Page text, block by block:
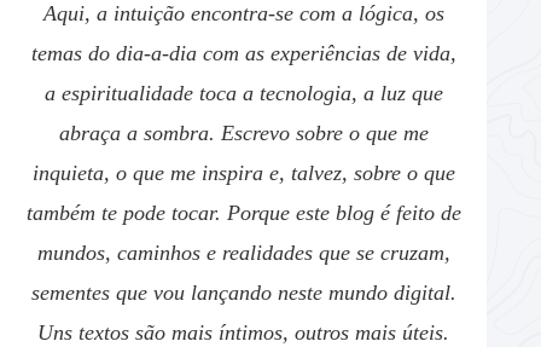
Aqui, a intuição encontra-se com a lógica, os
temas do dia-a-dia com as experiências de vida,
a espiritualidade toca a tecnologia, a luz que
abraça a sombra. Escrevo sobre o que me
inquieta, o que me inspira e, talvez, sobre o que
também te pode tocar. Porque este blog é feito de
mundos, caminhos e realidades que se cruzam,
sementes que vou lançando neste mundo digital.
Uns textos são mais íntimos, outros mais úteis.